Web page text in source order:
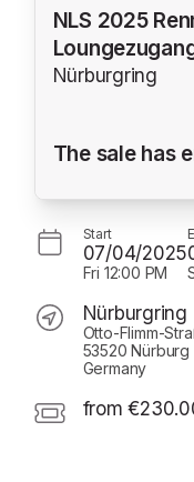
NLS 2025
Nürburgring
The sale has
Start
07/04/2025
Fri 12:00 PM
Nürburgring
Otto-Flimm-
53520 Nürburg
Germany
from